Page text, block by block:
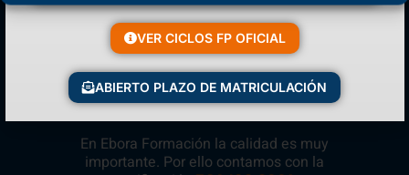
En Ebora Formación la calidad es muy
importante. Por ello contamos con la
VER CICLOS FP OFICIAL
ABIERTO PLAZO DE MATRICULACIÓN